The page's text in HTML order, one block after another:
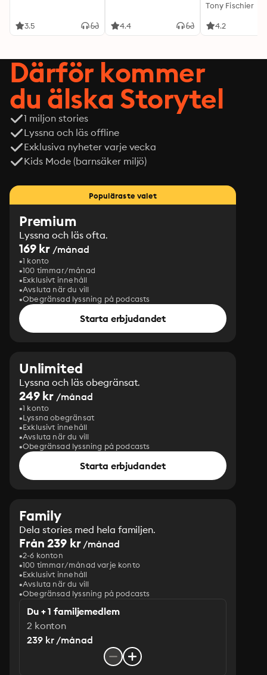
3.5 4.4
Tony Fischier
4.2
Därför kommer
du älska Storytel
1 miljon stories
Lyssna och läs offline
Exklusiva nyheter varje vecka
Kids Mode (barnsäker miljö)
Populäraste valet
Premium
Lyssna och läs ofta.
169 kr /månad
1 konto
100 timmar/månad
Exklusivt innehåll
Avsluta när du vill
Obegränsad lyssning på podcasts
Starta erbjudandet
Unlimited
Lyssna och läs obegränsat.
249 kr /månad
1 konto
Lyssna obegränsat
Exklusivt innehåll
Avsluta när du vill
Obegränsad lyssning på podcasts
Starta erbjudandet
Family
Dela stories med hela familjen.
Från 239 kr/månad
2-6 konton
100 timmar/månad varje konto
Exklusivt innehåll
Avsluta när du vill
Obegränsad lyssning på podcasts
Du + 1 familjemedlem
2 konton
239 kr /månad